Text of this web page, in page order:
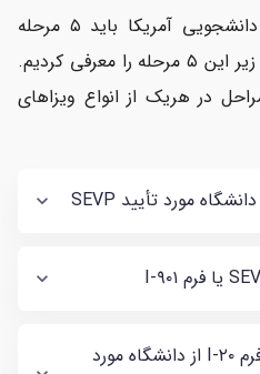
به طور کلی برای اخذ ویزای دانشجویی آمریکا باید ۵ مرحله
اصلی را پشت سر بگذرانید. در زیر این ۵ مرحله را معرفی کردیم.
در هریک از انواع ویزا‌های
مرحله ۳: دریافت و تکمیل فرم I-۲۰ از دانشگاه مورد